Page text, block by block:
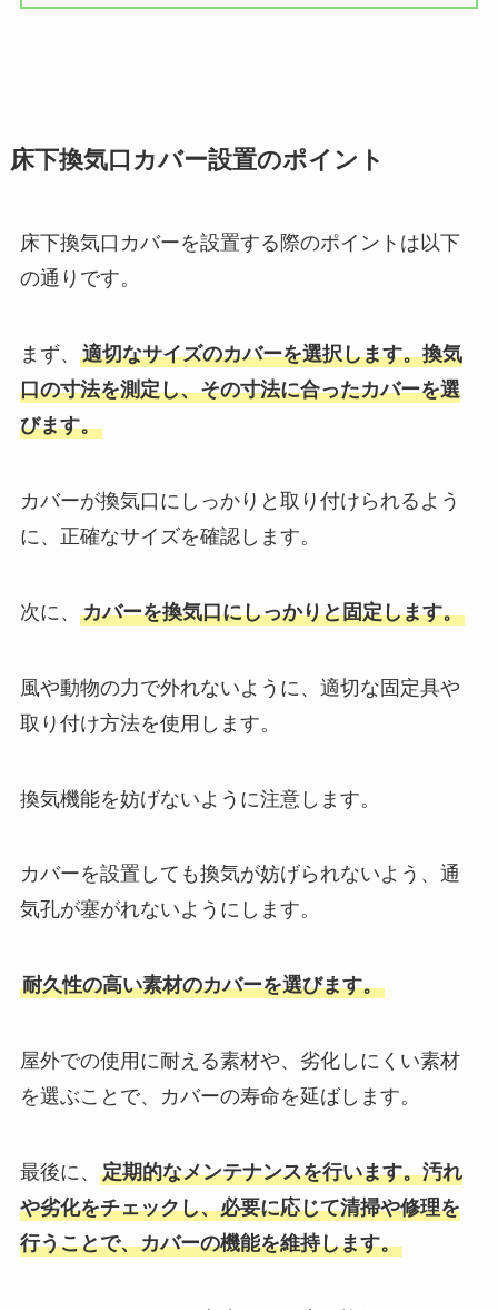
床下換気口カバー設置のポイント
床下換気口カバーを設置する際のポイントは以下
の通りです。
まず、 適切なサイズのカバーを選択します。換気
口の寸法を測定し、その寸法に合ったカバーを選
びます。
カバーが換気口にしっかりと取り付けられるよう
に、正確なサイズを確認します。
次に、 カバーを換気口にしっかりと固定します。
風や動物の力で外れないように、適切な固定具や
取り付け方法を使用します。
換気機能を妨げないように注意します。
カバーを設置しても換気が妨げられないよう、通
気孔が塞がれないようにします。
耐久性の高い素材のカバーを選びます。
屋外での使用に耐える素材や、劣化しにくい素材
を選ぶことで、カバーの寿命を延ばします。
最後に、 定期的なメンテナンスを行います。汚れ
や劣化をチェックし、必要に応じて清掃や修理を
行うことで、カバーの機能を維持します。